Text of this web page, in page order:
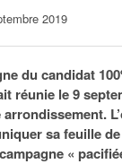
économique
Paris
2019
du candidat
réunie le 9
sa feuille
«